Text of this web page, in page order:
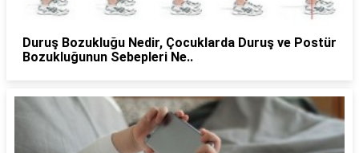
Duruş Bozukluğu Nedir, Çocuklarda Duruş ve Postür
Bozukluğunun Sebepleri Ne..